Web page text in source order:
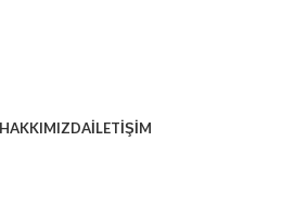
HAKKIMIZDAİLETIŞIM